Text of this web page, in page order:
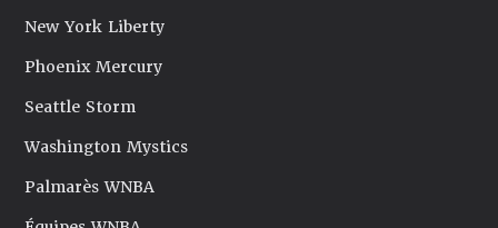
New York Liberty
Phoenix Mercury
Seattle Storm
Washington Mystics
Palmarès WNBA